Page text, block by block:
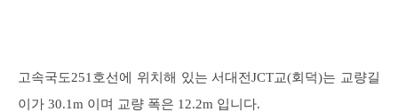
고속국도251호선에 위치해 있는 서대전JCT교(회덕)는 교량길
이가 30.1m 이며 교량 폭은 12.2m 입니다.